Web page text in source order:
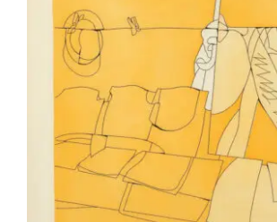
Valerio Adami – Café